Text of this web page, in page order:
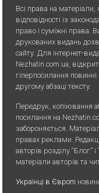
Всі права на матеріали,
відповідності із
право і суміжні права.
друкованих видань
сайту. Для iнтернет-
Nezhatin.com.ua,
гіперпосилання
другому абзаці тексту.
Передрук, копiювання
посилання на
забороняється.
правах реклами.
авторів розділу “Блог”
матеріали авторів та
Українці в Європі